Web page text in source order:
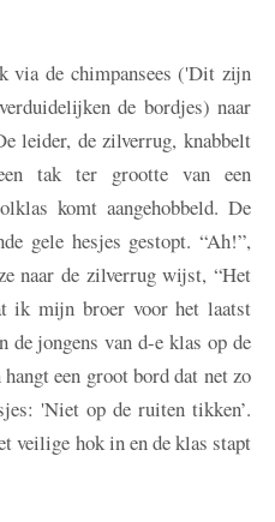
via de chimpansees ('Dit zijn
de bordjes) naar
leider, de zilverrug, knabbelt
tak ter grootte van een
komt aangehobbeld. De
gele hesjes gestopt. “Ah!”,
naar de zilverrug wijst, “Het
ik mijn broer voor het laatst
de jongens van d-e klas op de
een groot bord dat net zo
'Niet op de ruiten tikken’.
veilige hok in en de klas stapt